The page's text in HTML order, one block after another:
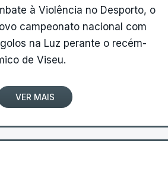
à Violência no Desporto, o
campeonato nacional com
na Luz perante o recém-
de Viseu.
VER MAIS